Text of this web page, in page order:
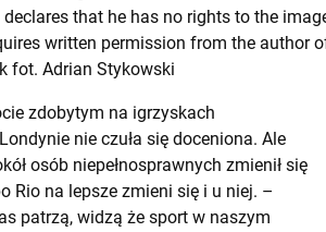
fot. Adrian Stykowski
zdobytym na igrzyskach
nie czuła się doceniona. Ale
osób niepełnosprawnych zmienił się
Rio na lepsze zmieni się i u niej. –
patrzą, widzą że sport w naszym